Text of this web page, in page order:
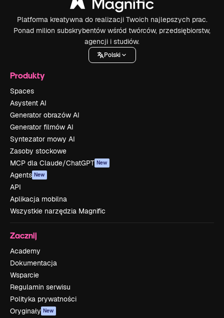
Platforma kreatywna do realizacji Twoich najlepszych prac.
Ponad milion subskrybentów wśród twórców, przedsiębiorstw,
agencji i studiów.
Polski
Produkty
Spaces
Asystent AI
Generator obrazów AI
Generator filmów AI
Syntezator mowy AI
Zasoby stockowe
MCP dla Claude/ChatGPT New
Agents New
API
Aplikacja mobilna
Wszystkie narzędzia Magnific
Zacznij
Academy
Dokumentacja
Wsparcie
Regulamin serwisu
Polityka prywatności
Oryginały New